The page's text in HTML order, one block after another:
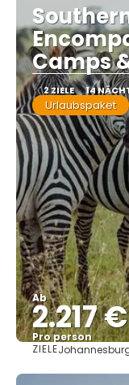
Camps
2 ZIELE 14
Urlaubspaket
Ab
2.217 €
Pro person
ZIELE